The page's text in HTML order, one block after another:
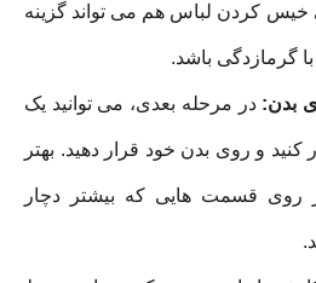
خیس کردن لباس هم می تواند گزینه
گرمازدگی باشد.
بدن: در مرحله بعدی، می توانید یک
کنید و روی بدن خود قرار دهید. بهتر
روی قسمت هایی که بیشتر دچار